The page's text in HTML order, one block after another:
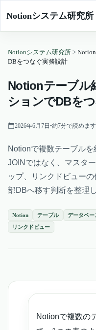
Notionシステム研究所
Notionシステム研究所 >
DBをつなぐ実務設計
Notionテーブル
ションでDBを
2026年6月7日 •約7分で読めます
Notionで複数テーブル
JOINではなく、マスタ
ップ、リンクドビュー
部DBへ移す判断を整理し
Notion テーブル データベー
リンクドビュー
Notionで複数の